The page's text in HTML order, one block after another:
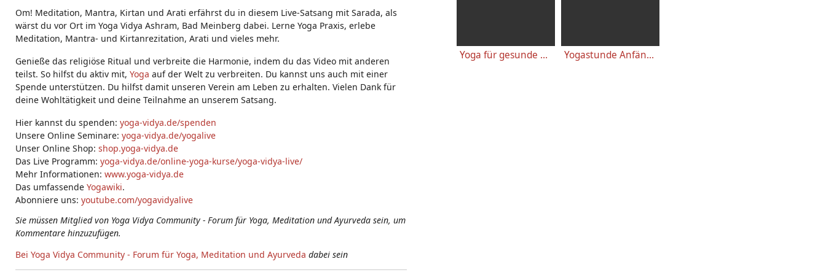
s:
Om! Meditation, Mantra, Kirtan und Arati erfährst du in diesem Live-Satsang mit Sarada, als
wärst du vor Ort im Yoga Vidya Ashram, Bad Meinberg dabei. Lerne Yoga Praxis, erlebe
Meditation, Mantra- und Kirtanrezitation, Arati und vieles mehr.
Genieße das religiöse Ritual und verbreite die Harmonie, indem du das Video mit anderen
teilst. So hilfst du aktiv mit, Yoga auf der Welt zu verbreiten. Du kannst uns auch mit einer
Spende unterstützen. Du hilfst damit unseren Verein am Leben zu erhalten. Vielen Dank für
deine Wohltätigkeit und deine Teilnahme an unserem Satsang.
Hier kannst du spenden: yoga-vidya.de/spenden
Unsere Online Seminare: yoga-vidya.de/yogalive
Unser Online Shop: shop.yoga-vidya.de
Das Live Programm: yoga-vidya.de/online-yoga-kurse/yoga-vidya-live/
Mehr Informationen: www.yoga-vidya.de
Das umfassende Yogawiki.
Abonniere uns: youtube.com/yogavidyalive
Sie müssen Mitglied von Yoga Vidya Community - Forum für Yoga, Meditation und Ayurveda sein, um
Kommentare hinzuzufügen.
Bei Yoga Vidya Community - Forum für Yoga, Meditation und Ayurveda dabei sein
Yoga für gesunde Knie - Einfache wirkungsvolle Gelenkübungen Yogastunde Anfänger 46 Minuten